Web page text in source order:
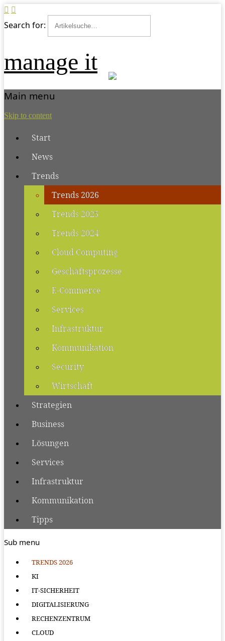
Search for:
manage it
Main menu
Skip to content
Start
News
Trends
Trends 2026
Trends 2025
Trends 2024
Cloud Computing
Geschäftsprozesse
E-Commerce
Services
Infrastruktur
Kommunikation
Security
Wirtschaft
Strategien
Business
Lösungen
Services
Infrastruktur
Kommunikation
Tipps
Sub menu
TRENDS 2026
KI
IT-SICHERHEIT
DIGITALISIERUNG
RECHENZENTRUM
CLOUD